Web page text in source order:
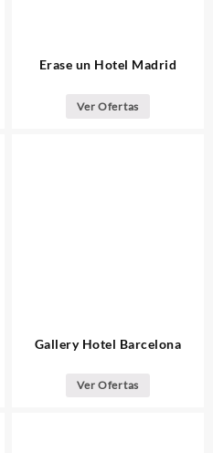
Erase un Hotel Madrid
Ver Ofertas
Gallery Hotel Barcelona
Ver Ofertas